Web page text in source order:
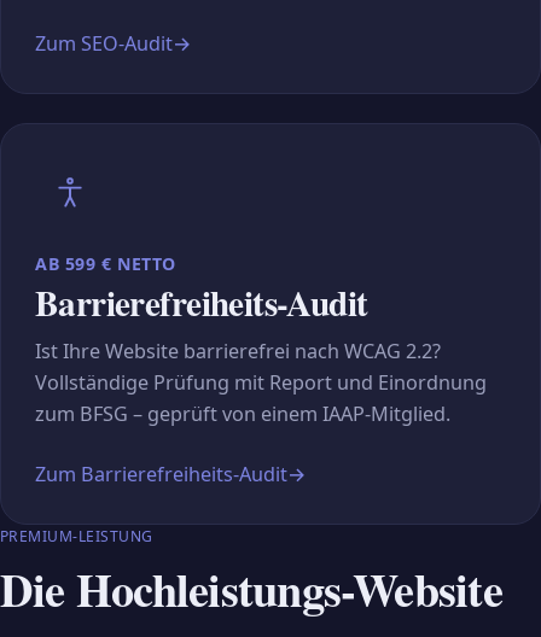
Zum SEO-Audit→
AB 599 € NETTO
Barrierefreiheits-Audit
Ist Ihre Website barrierefrei nach WCAG 2.2?
Vollständige Prüfung mit Report und Einordnung
zum BFSG – geprüft von einem IAAP-Mitglied.
Zum Barrierefreiheits-Audit→
PREMIUM-LEISTUNG
Die Hochleistungs-Website